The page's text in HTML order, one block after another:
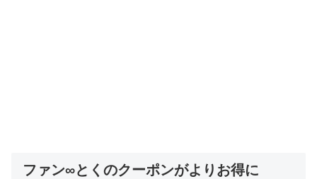
ファン∞とくのクーポンがよりお得に